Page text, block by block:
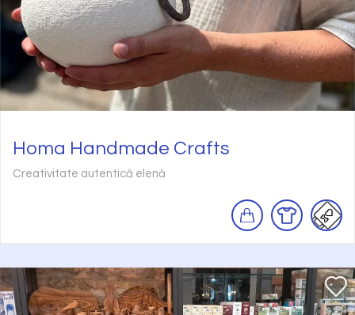
Homa Handmade Crafts
Creativitate autentică elenă